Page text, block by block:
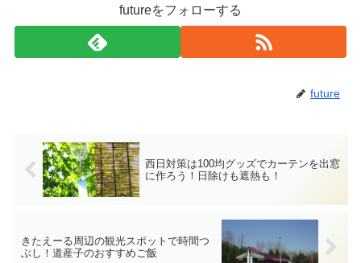
futureをフォローする
future
西日対策は100均グッズでカーテンを出窓
に作ろう！日除けも遮熱も！
きたえーる周辺の観光スポットで時間つ
ぶし！道産子のおすすめご飯